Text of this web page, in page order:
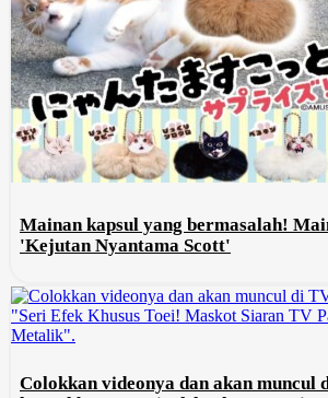
Mainan kapsul yang bermasalah!
'Kejutan Nyantama Scott'
Colokkan videonya dan akan muncul